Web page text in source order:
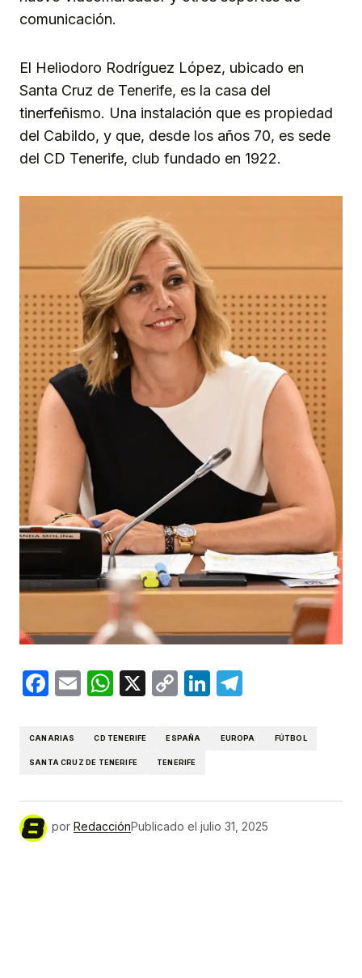
comunicación.
El Heliodoro Rodríguez López, ubicado en
Santa Cruz de Tenerife, es la casa del
tinerfeñismo. Una instalación que es propiedad
del Cabildo, y que, desde los años 70, es sede
del CD Tenerife, club fundado en 1922.
Facebook
EmailWhatsApp
X
CopyLinkedIn
CANARIAS CD TENERIFE ESPAÑA EUROPA FÚTBOL
SANTA CRUZ DE TENERIFE TENERIFE
por RedacciónPublicado el julio 31, 2025